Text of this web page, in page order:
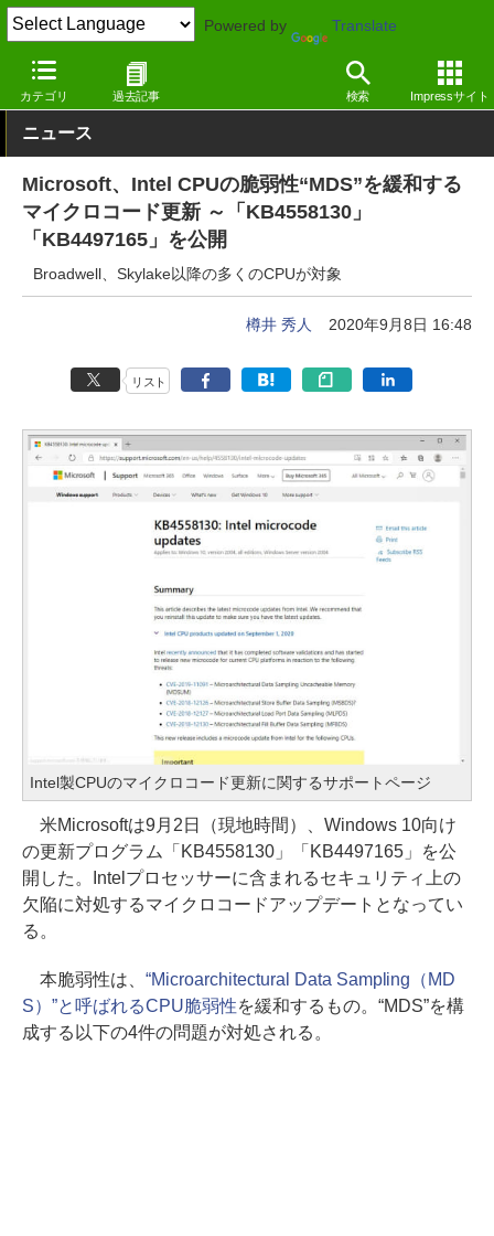
Powered by Translate
カテゴリ 過去記事 検索 Impressサイト
窓の杜 セキュリティ
ニュース
Microsoft、Intel CPUの脆弱性“MDS”を緩和する
マイクロコード更新 ～「KB4558130」
「KB4497165」を公開
Broadwell、Skylake以降の多くのCPUが対象
樽井 秀人 2020年9月8日 16:48
リスト
Intel製CPUのマイクロコード更新に関するサポートページ
米Microsoftは9月2日（現地時間）、Windows 10向け
の更新プログラム「KB4558130」「KB4497165」を公
開した。Intelプロセッサーに含まれるセキュリティ上の
欠陥に対処するマイクロコードアップデートとなってい
る。
本脆弱性は、 “Microarchitectural Data Sampling（MD
S）”と呼ばれるCPU脆弱性を緩和するもの。“MDS”を構
成する以下の4件の問題が対処される。